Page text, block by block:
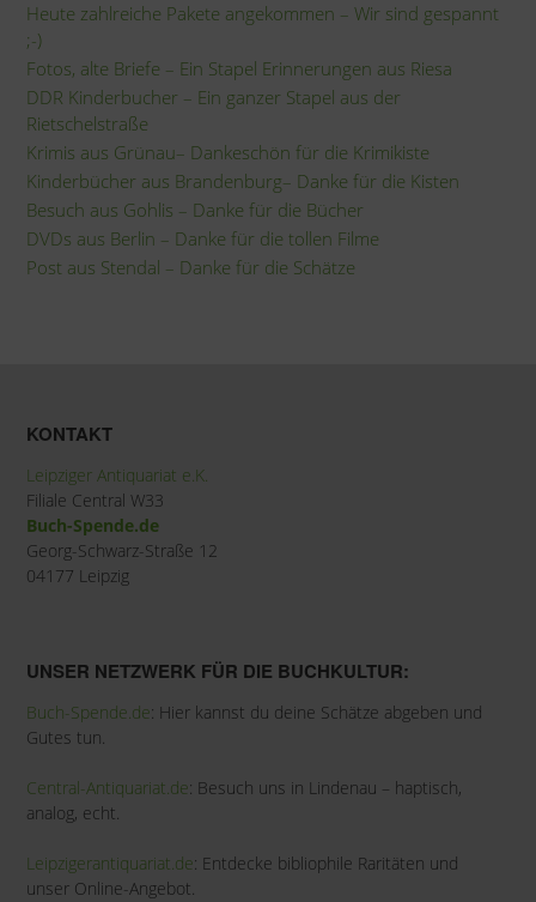
Heute zahlreiche Pakete angekommen – Wir sind gespannt
;-)
Fotos, alte Briefe – Ein Stapel Erinnerungen aus Riesa
DDR Kinderbucher – Ein ganzer Stapel aus der
Rietschelstraße
Krimis aus Grünau– Dankeschön für die Krimikiste
Kinderbücher aus Brandenburg– Danke für die Kisten
Besuch aus Gohlis – Danke für die Bücher
DVDs aus Berlin – Danke für die tollen Filme
Post aus Stendal – Danke für die Schätze
KONTAKT
Leipziger Antiquariat e.K.
Filiale Central W33
Buch-Spende.de
Georg-Schwarz-Straße 12
04177 Leipzig
UNSER NETZWERK FÜR DIE BUCHKULTUR:
Buch-Spende.de: Hier kannst du deine Schätze abgeben und
Gutes tun.
Central-Antiquariat.de: Besuch uns in Lindenau – haptisch,
analog, echt.
Leipzigerantiquariat.de: Entdecke bibliophile Raritäten und
unser Online-Angebot.